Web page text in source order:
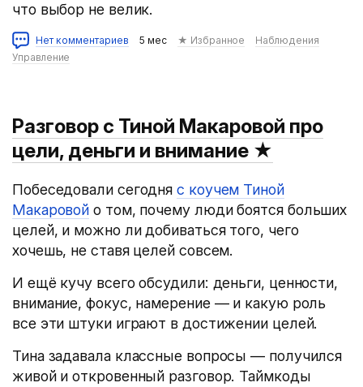
что выбор не велик.
Нет комментариев 5 мес ★ Избранное
Наблюдения
Управление
Разговор с Тиной Макаровой про
цели, деньги и внимание ★
Побеседовали сегодняс коучем Тиной
Макаровой о том, почему люди боятся больших
целей, и можно ли добиваться того, чего
хочешь, не ставя целей совсем.
И ещё кучу всего обсудили: деньги, ценности,
внимание, фокус, намерение — и какую роль
все эти штуки играют в достижении целей.
Тина задавала классные вопросы — получился
живой и откровенный разговор. Таймкоды